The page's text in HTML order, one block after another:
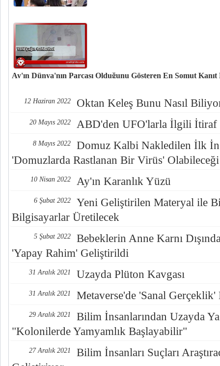
Ay'ın Dünya'nın Parçası Olduğunu Gösteren En Somut
12 Haziran 2022
Oktan Keleş Bunu Nasıl
20 Mayıs 2022 ABD'den UFO'larla İlgili İtiraf
8 Mayıs 2022
Domuz Kalbi Nakledilen İlk
'Domuzlarda Rastlanan Bir Virüs' Olabileceği
10 Nisan 2022 Ay'ın Karanlık Yüzü
6 Şubat 2022
Yeni Geliştirilen Materyal ile
Bilgisayarlar Üretilecek
5 Şubat 2022
Bebeklerin Anne Karnı
'Yapay Rahim' Geliştirildi
31 Aralık 2021 Uzayda Plüton Kavgası
31 Aralık 2021 Metaverse'de 'Sanal
29 Aralık 2021
Bilim İnsanlarından Uzayda
"Kolonilerde Yamyamlık Başlayabilir"
27 Aralık 2021
Bilim İnsanları Suçları